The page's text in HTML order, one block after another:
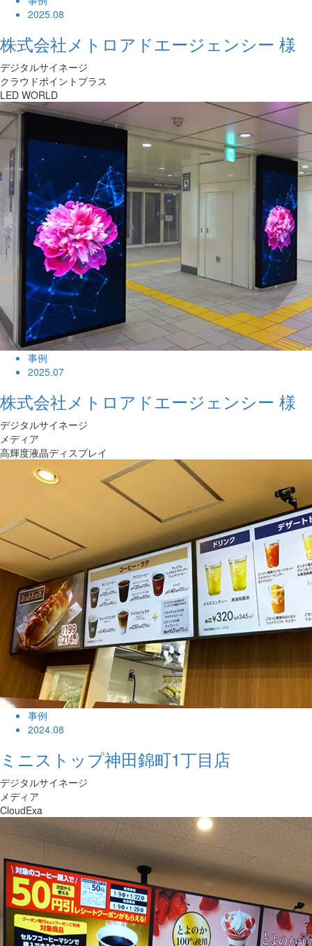
2025.08
株式会社メトロアドエージェンシー 様
デジタルサイネージ
クラウドポイントプラス
LED WORLD
事例
2025.07
株式会社メトロアドエージェンシー 様
デジタルサイネージ
メディア
高輝度液晶ディスプレイ
事例
2024.08
ミニストップ神田錦町1丁目店
デジタルサイネージ
メディア
CloudExa